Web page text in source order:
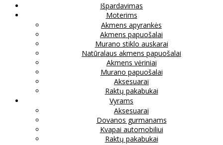
Išpardavimas
Moterims
Akmens apyrankės
Akmens papuošalai
Murano stiklo auskarai
Natūralaus akmens papuošalai
Akmens vėriniai
Murano papuošalai
Aksesuarai
Raktų pakabukai
Vyrams
Aksesuarai
Dovanos gurmanams
Kvapai automobiliui
Raktų pakabukai